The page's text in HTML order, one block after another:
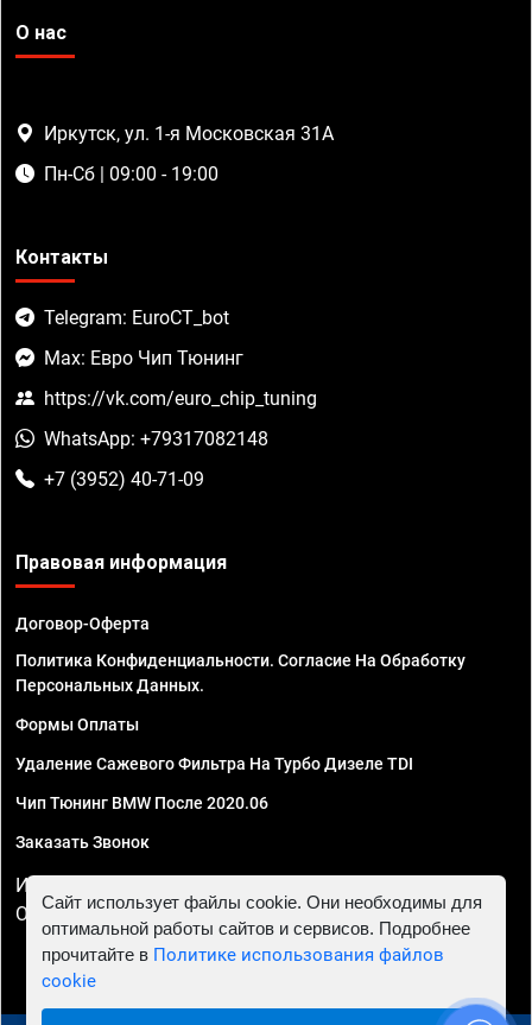
О нас
Иркутск, ул. 1-я Московская 31А
Пн-Сб | 09:00 - 19:00
Контакты
Telegram: EuroCT_bot
Max: Евро Чип Тюнинг
https://vk.com/euro_chip_tuning
WhatsApp: +79317082148
+7 (3952) 40-71-09
Правовая информация
Договор-Оферта
Политика Конфиденциальности. Согласие На Обработку
Персональных Данных.
Формы Оплаты
Удаление Сажевого Фильтра На Турбо Дизеле TDI
Чип Тюнинг BMW После 2020.06
Заказать Звонок
ИП Смирнов Георгий Павлович. ИНН 781302555843,
ОГРНИП 324470400032610
Сайт использует файлы cookie. Они необходимы для
оптимальной работы сайтов и сервисов. Подробнее
прочитайте в Политике использования файлов
cookie